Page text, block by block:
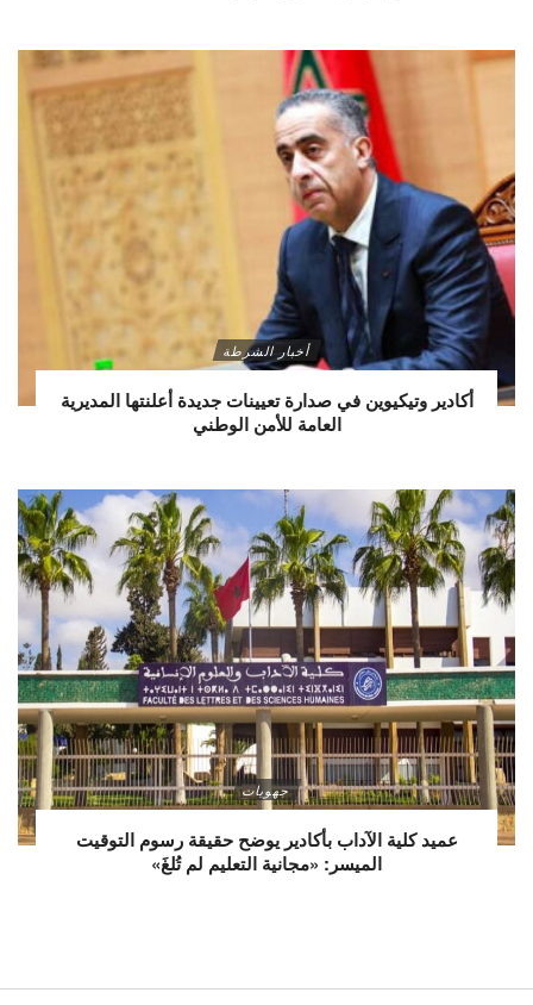
أخبار الشرطة
أكادير وتيكيوين في صدارة تعيينات جديدة أعلنتها المديرية
العامة للأمن الوطني
جهويات
عميد كلية الآداب بأكادير يوضح حقيقة رسوم التوقيت
الميسر: «مجانية التعليم لم تُلغَ»